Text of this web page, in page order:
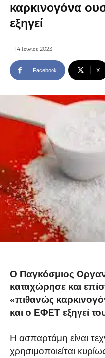
καρκινογόνα
εξηγεί
14 Ιουλίου 2023
Facebook X
Ο Παγκόσμιος
καταχώρησε και
«πιθανώς
και ο ΕΦΕΤ εξηγεί
Η ασπαρτάμη είναι
χρησιμοποιείται